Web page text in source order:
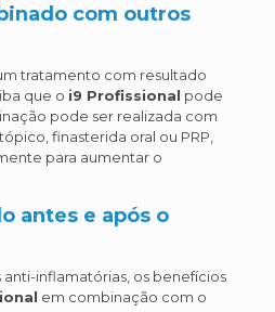
com outros
tratamento com resultado
que o i9 Profissional pode
pode ser realizada com
finasterida oral ou PRP,
para aumentar o
antes e após o
inflamatórias, os benefícios
em combinação com o